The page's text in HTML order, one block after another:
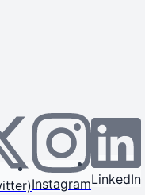
InstagramLinkedIn